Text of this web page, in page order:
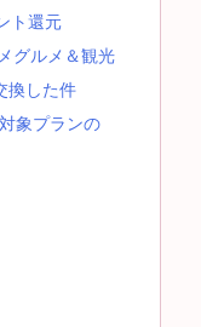
ト還元
グルメ＆観光
換した件
象プランの